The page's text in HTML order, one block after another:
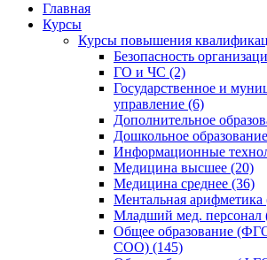
Главная
Курсы
Курсы повышения
Безопасность
ГО и ЧС (2)
Государственное и
управление (6)
Дополнительное
Дошкольное
Информационные
Медицина высшее (20)
Медицина среднее (36)
Ментальная арифметика
Младший мед. персонал
Общее образование
СОО) (145)